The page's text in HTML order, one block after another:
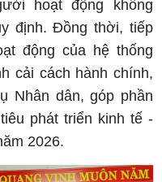
hoạt động không
định. Đồng thời, tiếp
động của hệ thống
cải cách hành chính,
Nhân dân, góp phần
phát triển kinh tế -
2026.